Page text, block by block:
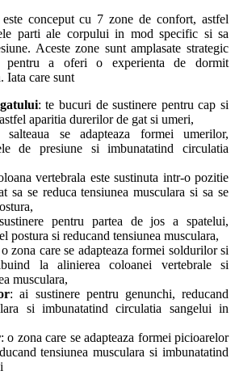
conceput cu 7 zone de confort, astfel
parti ale corpului in mod specific si sa
Aceste zone sunt amplasate strategic
pentru a oferi o experienta de dormit
Iata care sunt
: te bucuri de sustinere pentru cap si
aparitia durerilor de gat si umeri,
salteaua se adapteaza formei umerilor,
de presiune si imbunatatind circulatia
vertebrala este sustinuta intr-o pozitie
sa se reduca tensiunea musculara si sa se
pentru partea de jos a spatelui,
postura si reducand tensiunea musculara,
zona care se adapteaza formei soldurilor si
la alinierea coloanei vertebrale si
musculara,
: ai sustinere pentru genunchi, reducand
si imbunatatind circulatia sangelui in
: o zona care se adapteaza formei picioarelor
tensiunea musculara si imbunatatind